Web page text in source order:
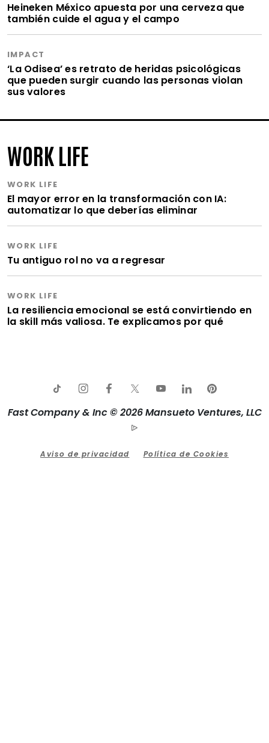
Heineken México apuesta por una cerveza que
también cuide el agua y el campo
IMPACT
‘La Odisea’ es retrato de heridas psicológicas
que pueden surgir cuando las personas violan
sus valores
WORK LIFE
WORK LIFE
El mayor error en la transformación con IA:
automatizar lo que deberías eliminar
WORK LIFE
Tu antiguo rol no va a regresar
WORK LIFE
La resiliencia emocional se está convirtiendo en
la skill más valiosa. Te explicamos por qué
Fast Company & Inc © 2026 Mansueto Ventures, LLC
Aviso de privacidad Política de Cookies